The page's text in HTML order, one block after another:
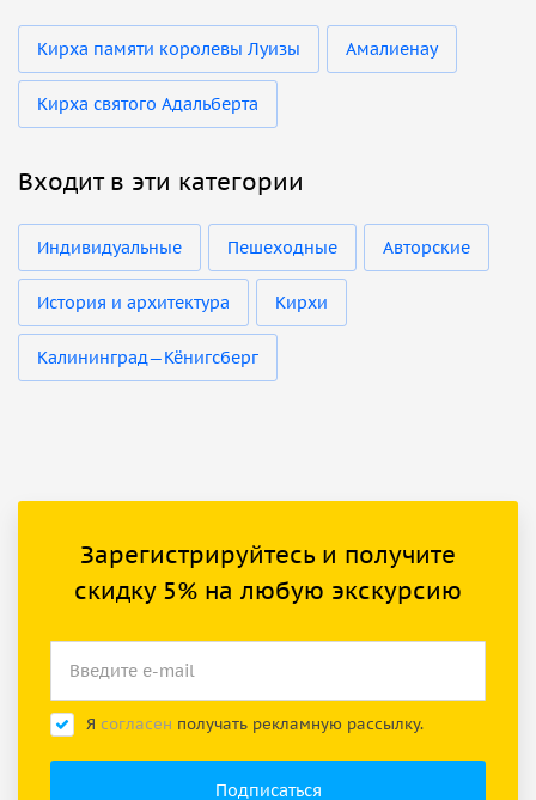
Кирха памяти королевы Луизы Амалиенау
Кирха святого Адальберта
Входит в эти категории
Индивидуальные Пешеходные Авторские
История и архитектура Кирхи
Калининград—Кёнигсберг
Зарегистрируйтесь и получите
скидку 5% на любую экскурсию
Я согласен получать рекламную рассылку.